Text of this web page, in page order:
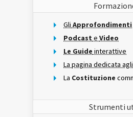
Gli Approfondimenti
Podcast e Video
Le Guide interattive
La pagina dedicata agli
La Costituzione
Strumenti